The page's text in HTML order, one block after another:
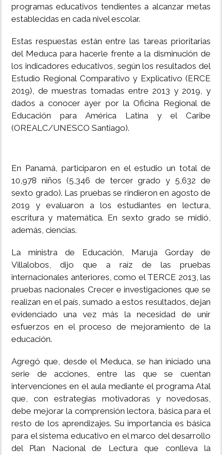
programas educativos tendientes a alcanzar metas
establecidas en cada nivel escolar.
Estas respuestas están entre las tareas prioritarias
del Meduca para hacerle frente a la disminución de
los indicadores educativos, según los resultados del
Estudio Regional Comparativo y Explicativo (ERCE
2019), de muestras tomadas entre 2013 y 2019, y
dados a conocer ayer por la Oficina Regional de
Educación para América Latina y el Caribe
(OREALC/UNESCO Santiago).
En Panamá, participaron en el estudio un total de
10,978 niños (5,346 de tercer grado y 5,632 de
sexto grado). Las pruebas se rindieron en agosto de
2019 y evaluaron a los estudiantes en lectura,
escritura y matemática. En sexto grado se midió,
además, ciencias.
La ministra de Educación, Maruja Gorday de
Villalobos, dijo que a raíz de las pruebas
internacionales anteriores, como el TERCE 2013, las
pruebas nacionales Crecer e investigaciones que se
realizan en el país, sumado a estos resultados, dejan
evidenciado una vez más la necesidad de unir
esfuerzos en el proceso de mejoramiento de la
educación.
Agregó que, desde el Meduca, se han iniciado una
serie de acciones, entre las que se cuentan
intervenciones en el aula mediante el programa Atal
que, con estrategias motivadoras y novedosas,
debe mejorar la comprensión lectora, básica para el
resto de los aprendizajes. Su importancia es básica
para el sistema educativo en el marco del desarrollo
del Plan Nacional de Lectura que conlleva la